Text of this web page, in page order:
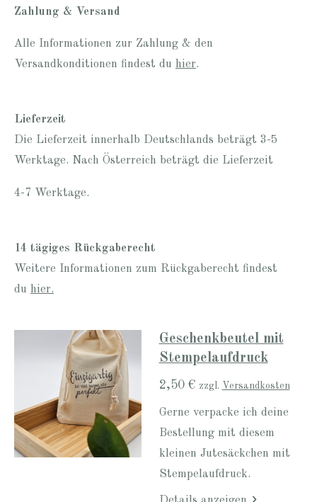
Zahlung & Versand
Alle Informationen zur Zahlung & den
Versandkonditionen findest du hier.
Lieferzeit
Die Lieferzeit innerhalb Deutschlands beträgt 3-5
Werktage. Nach Österreich beträgt die Lieferzeit
4-7 Werktage.
14 tägiges Rückgaberecht
Weitere Informationen zum Rückgaberecht findest
du hier.
Geschenkbeutel mit
Stempelaufdruck
2,50 € zzgl. Versandkosten
Gerne verpacke ich deine
Bestellung mit diesem
kleinen Jutesäckchen mit
Stempelaufdruck.